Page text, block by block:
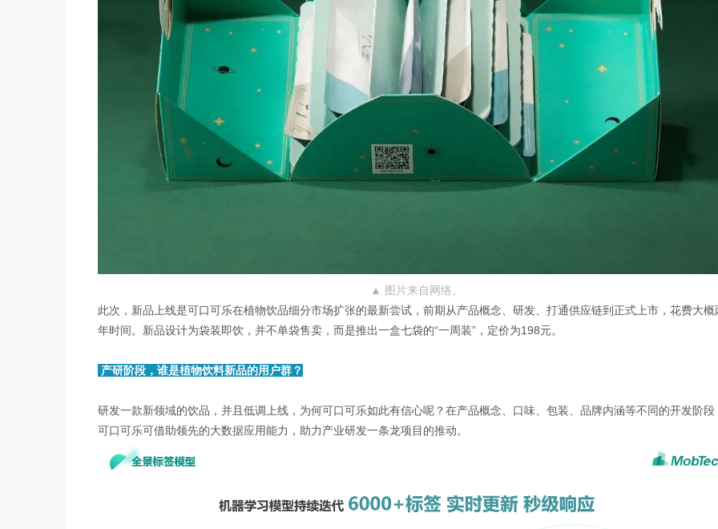
▲
图片来自网络。
此次，新品上线是可口可乐在植物饮品细分市场扩张的最新尝试，前期从产品概念、研发、打通供应链到正式上市，花费大概
年时间。新品设计为袋装即饮，并不单袋售卖，而是推出一盒七袋的“一周装”，定价为198元。
产研阶段，谁是植物饮料新品的用户群？
研发一款新领域的饮品，并且低调上线，为何可口可乐如此有信心呢？在产品概念、口味、包装、品牌内涵等不同的开发阶段
可口可乐可借助领先的大数据应用能力，助力产业研发一条龙项目的推动。